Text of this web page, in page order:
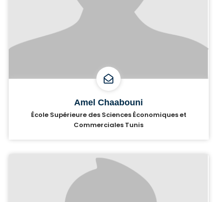
Amel Chaabouni
École Supérieure des Sciences Économiques et
Commerciales Tunis